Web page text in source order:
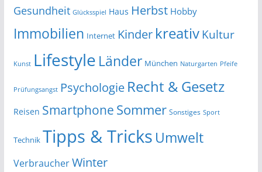
Gesundheit Glücksspiel Haus Herbst Hobby
Immobilien Internet Kinder kreativKultur
Kunst Lifestyle Länder München Naturgarten Pfeife
Prüfungsangst Psychologie Recht & Gesetz
Reisen Smartphone Sommer Sonstiges Sport
Technik Tipps & Tricks Umwelt
VerbraucherWinter